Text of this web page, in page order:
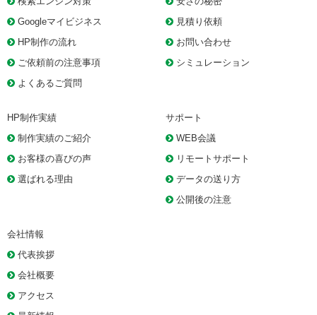
Googleマイビジネス
HP制作の流れ
ご依頼前の注意事項
よくあるご質問
見積り依頼
お問い合わせ
シミュレーション
HP制作実績
制作実績のご紹介
お客様の喜びの声
選ばれる理由
サポート
WEB会議
リモートサポート
データの送り方
公開後の注意
会社情報
代表挨拶
会社概要
アクセス